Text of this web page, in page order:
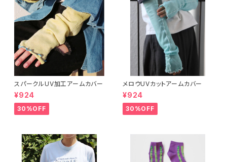
スパークルUV加工アームカバー
¥924
30%OFF
メロウUVカットアームカバー
¥924
30%OFF